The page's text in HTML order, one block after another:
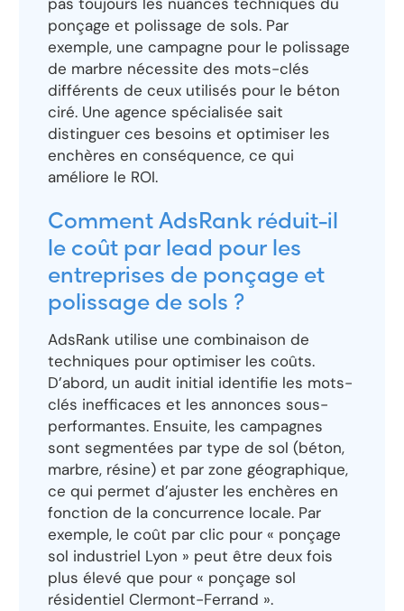
ponçage et polissage de sols. Par
exemple, une campagne pour le polissage
de marbre nécessite des mots-clés
différents de ceux utilisés pour le béton
ciré. Une agence spécialisée sait
distinguer ces besoins et optimiser les
enchères en conséquence, ce qui
améliore le ROI.
Comment AdsRank réduit-il
le coût par lead pour les
entreprises de ponçage et
polissage de sols ?
AdsRank utilise une combinaison de
techniques pour optimiser les coûts.
D’abord, un audit initial identifie les mots-
clés inefficaces et les annonces sous-
performantes. Ensuite, les campagnes
sont segmentées par type de sol (béton,
marbre, résine) et par zone géographique,
ce qui permet d’ajuster les enchères en
fonction de la concurrence locale. Par
exemple, le coût par clic pour « ponçage
sol industriel Lyon » peut être deux fois
plus élevé que pour « ponçage sol
résidentiel Clermont-Ferrand ».